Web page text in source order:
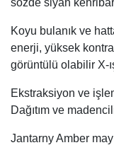
Jantarny Amber
Rusya
Amber küresel
dağılır. Tarihsel,
amber dünyanın
ekstrakte amber
almaktadır
deniz tabanından